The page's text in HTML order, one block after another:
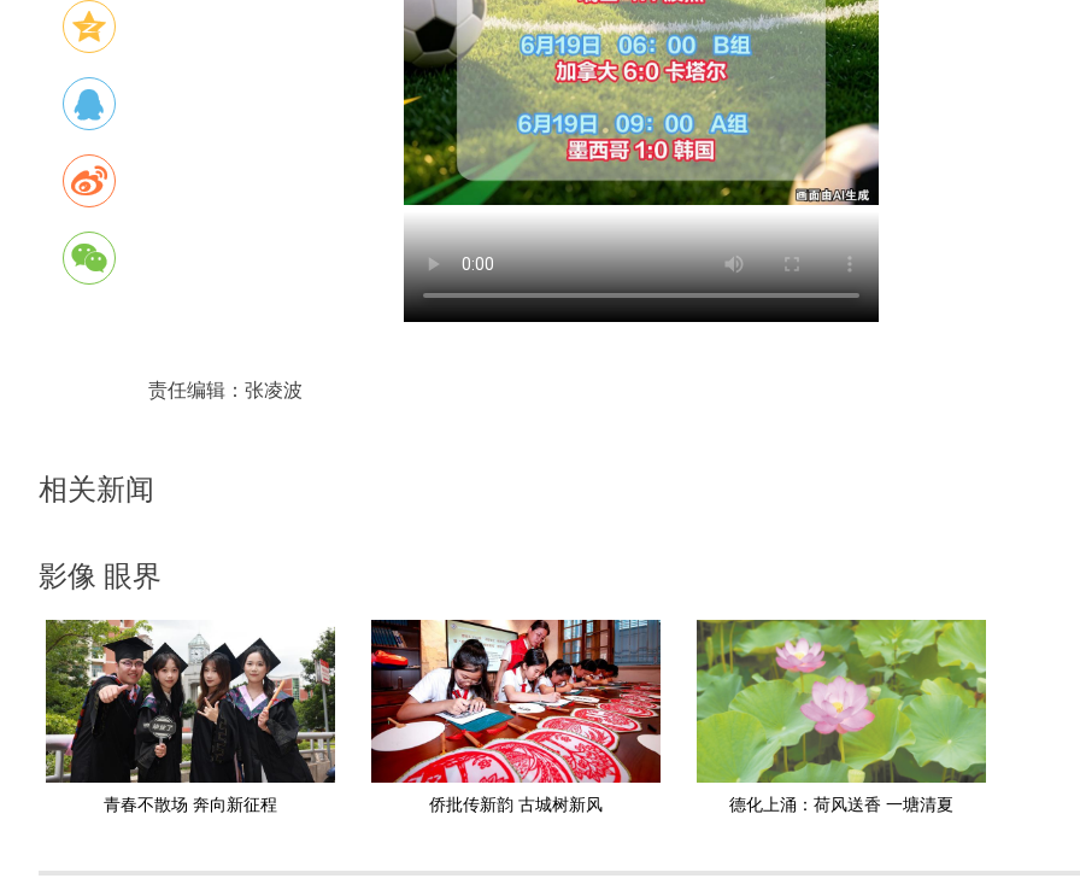
责任编辑： 张凌波
相关新闻
影像 眼界
青春不散场 奔向新征程 侨批传新韵 古城树新风 德化上涌：荷风送香 一塘清夏